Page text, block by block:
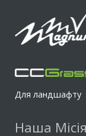
Для ландшафту
Наша Місія